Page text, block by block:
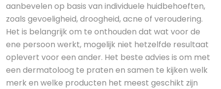
aanbevelen op basis van individuele huidbehoeften,
zoals gevoeligheid, droogheid, acne of veroudering.
Het is belangrijk om te onthouden dat wat voor de
ene persoon werkt, mogelijk niet hetzelfde resultaat
oplevert voor een ander. Het beste advies is om met
een dermatoloog te praten en samen te kijken welk
merk en welke producten het meest geschikt zijn